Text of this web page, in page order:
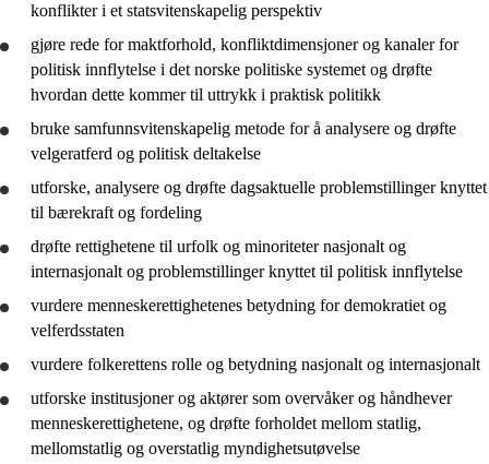
konflikter i et statsvitenskapelig perspektiv
gjøre rede formaktforhold, konfliktdimensjoner og kanaler for
politisk innflytelse i det norske politiske systemet og drøfte
hvordan dette kommer til uttrykk i praktisk politikk
bruke samfunnsvitenskapelig metode for å analysere og drøfte
velgeratferd og politisk deltakelse
utforske, analysere og drøfte dagsaktuelle problemstillinger knyttet
til bærekraft og fordeling
drøfte rettighetene til urfolk og minoriteter nasjonalt og
internasjonalt og problemstillinger knyttet til politisk innflytelse
vurdere menneskerettighetenes betydning for demokratiet og
velferdsstaten
vurdere folkerettens rolle og betydning nasjonalt og internasjonalt
utforske institusjoner og aktører som overvåker og håndhever
menneskerettighetene, og drøfte forholdet mellom statlig,
mellomstatlig og overstatlig myndighetsutøvelse